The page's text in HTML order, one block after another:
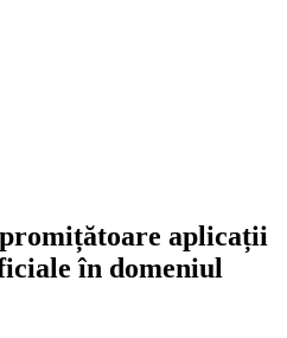
aplicații
în domeniul